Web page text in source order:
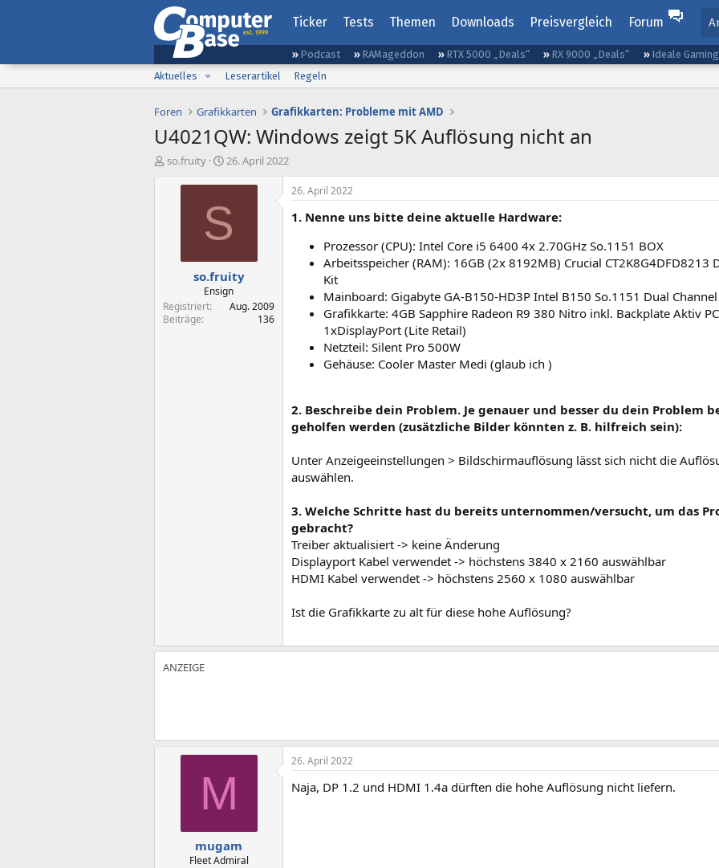
Ticker Tests Themen Downloads Preisvergleich Forum
Podcast RAMageddon RTX 5000 „Deals“ RX 9000 „Deals“ Ideale
Aktuelles
Leserartikel Regeln
Foren Grafikkarten Grafikkarten: Probleme mit AMD
U4021QW: Windows zeigt 5K Auflösung nicht an
E
so.fruity
E
s
e
l
t
a
m
26. April 2022
S
so.fruity
Ensign
Registriert
Aug. 2009
Beiträge
136
26. April 2022
1. Nenne uns bitte deine aktuelle Hardware:
Prozessor (CPU): Intel Core i5 6400 4x 2.70GHz So.1151 BOX
Arbeitsspeicher (RAM): 16GB (2x 8192MB) Crucial CT2K8G4DFD8213
Kit
Mainboard: Gigabyte GA-B150-HD3P Intel B150 So.1151 Dual Channel
Grafikkarte: 4GB Sapphire Radeon R9 380 Nitro inkl. Backplate Aktiv
1xDisplayPort (Lite Retail)
Netzteil: Silent Pro 500W
Gehäuse: Cooler Master Medi (glaub ich )
2. Beschreibe dein Problem. Je genauer und besser du dein Problem
geholfen werden (zusätzliche Bilder könnten z. B. hilfreich sein):
Unter Anzeigeeinstellungen > Bildschirmauflösung lässt sich nicht die
auswählen.
3. Welche Schritte hast du bereits unternommen/versucht, um das
gebracht?
Treiber aktualisiert -> keine Änderung
Displayport Kabel verwendet -> höchstens 3840 x 2160 auswählbar
HDMI Kabel verwendet -> höchstens 2560 x 1080 auswählbar
Ist die Grafikkarte zu alt für diese hohe Auflösung?
M
mugam
Fleet Admiral
26. April 2022
Naja, DP 1.2 und HDMI 1.4a dürften die hohe Auflösung nicht liefern.